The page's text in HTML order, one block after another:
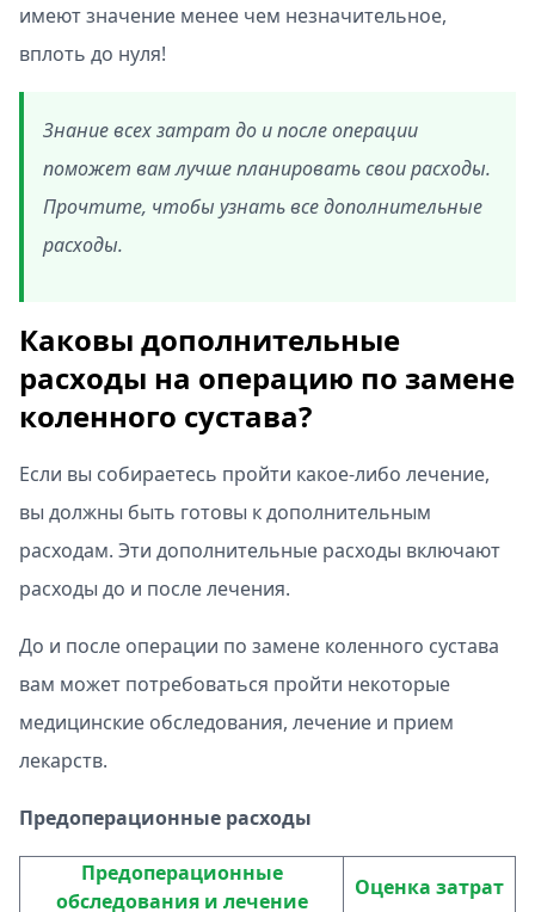
имеют значение менее чем незначительное,
вплоть до нуля!
Знание всех затрат до и после операции
поможет вам лучше планировать свои расходы.
Прочтите, чтобы узнать все дополнительные
расходы.
Каковы дополнительные
расходы на операцию по замене
коленного сустава?
Если вы собираетесь пройти какое-либо лечение,
вы должны быть готовы к дополнительным
расходам. Эти дополнительные расходы включают
расходы до и после лечения.
До и после операции по замене коленного сустава
вам может потребоваться пройти некоторые
медицинские обследования, лечение и прием
лекарств.
Предоперационные расходы
Предоперационные
обследования и лечение
Оценка затрат